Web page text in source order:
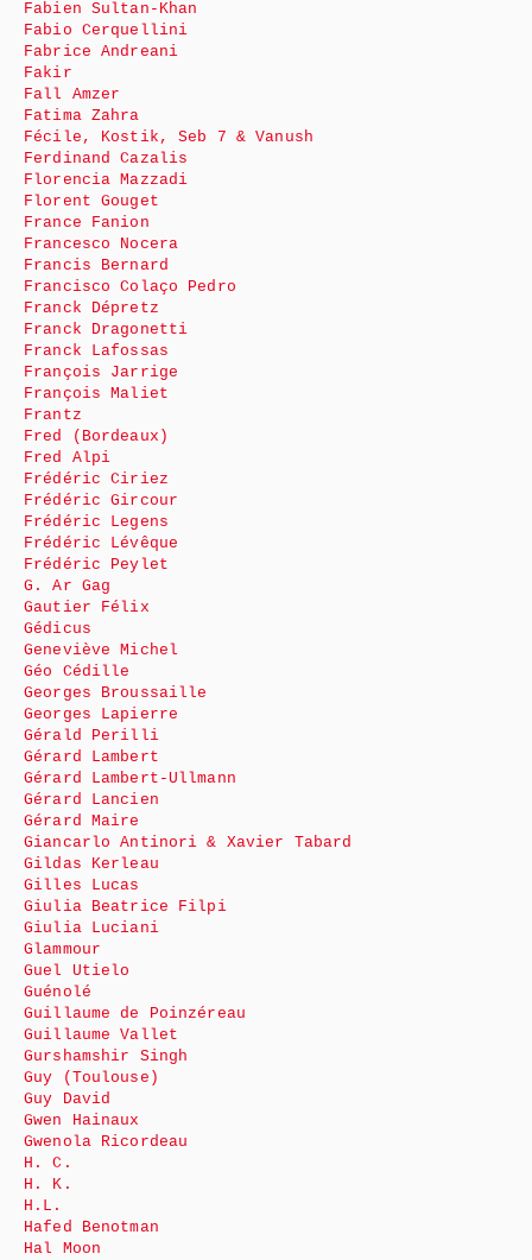
Fabien Sultan-Khan
Fabio Cerquellini
Fabrice Andreani
Fakir
Fall Amzer
Fatima Zahra
Fécile, Kostik, Seb 7 & Vanush
Ferdinand Cazalis
Florencia Mazzadi
Florent Gouget
France Fanion
Francesco Nocera
Francis Bernard
Francisco Colaço Pedro
Franck Dépretz
Franck Dragonetti
Franck Lafossas
François Jarrige
François Maliet
Frantz
Fred (Bordeaux)
Fred Alpi
Frédéric Ciriez
Frédéric Gircour
Frédéric Legens
Frédéric Lévêque
Frédéric Peylet
G. Ar Gag
Gautier Félix
Gédicus
Geneviève Michel
Géo Cédille
Georges Broussaille
Georges Lapierre
Gérald Perilli
Gérard Lambert
Gérard Lambert-Ullmann
Gérard Lancien
Gérard Maire
Giancarlo Antinori & Xavier Tabard
Gildas Kerleau
Gilles Lucas
Giulia Beatrice Filpi
Giulia Luciani
Glammour
Guel Utielo
Guénolé
Guillaume de Poinzéreau
Guillaume Vallet
Gurshamshir Singh
Guy (Toulouse)
Guy David
Gwen Hainaux
Gwenola Ricordeau
H. C.
H. K.
H.L.
Hafed Benotman
Hal Moon